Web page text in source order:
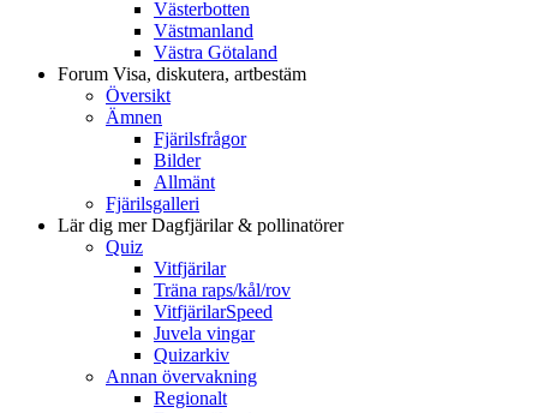
Västerbotten
Västmanland
Västra Götaland
Forum Visa, diskutera, artbestäm
Översikt
Ämnen
Fjärilsfrågor
Bilder
Allmänt
Fjärilsgalleri
Lär dig merDagfjärilar & pollinatörer
Quiz
Vitfjärilar
Träna raps/kål/rov
VitfjärilarSpeed
Juvela vingar
Quizarkiv
Annan övervakning
Regionalt